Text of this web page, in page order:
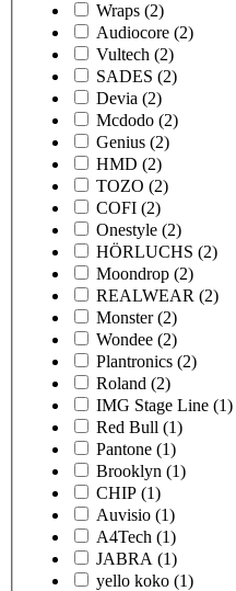
Wraps (2)
Audiocore (2)
Vultech (2)
SADES (2)
Devia (2)
Mcdodo (2)
Genius (2)
HMD (2)
TOZO (2)
COFI (2)
Onestyle (2)
HÖRLUCHS (2)
Moondrop (2)
REALWEAR (2)
Monster (2)
Wondee (2)
Plantronics (2)
Roland (2)
IMG Stage Line (1)
Red Bull (1)
Pantone (1)
Brooklyn (1)
CHIP (1)
Auvisio (1)
A4Tech (1)
JABRA (1)
yello koko (1)